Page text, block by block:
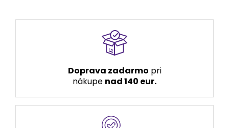
Doprava zadarmo pri
nákupe nad 140 eur.